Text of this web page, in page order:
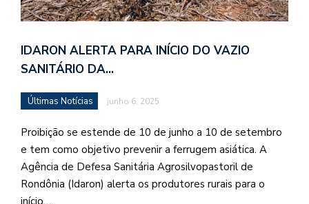
IDARON ALERTA PARA INÍCIO DO VAZIO
SANITÁRIO DA…
Últimas Notícias junho 6, 2025
Proibição se estende de 10 de junho a 10 de setembro
e tem como objetivo prevenir a ferrugem asiática. A
Agência de Defesa Sanitária Agrosilvopastoril de
Rondônia (Idaron) alerta os produtores rurais para o
início…